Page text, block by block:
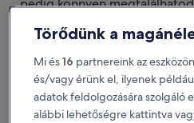
pedig könnyen
tetszene a szállásod. Azt
Letölthető iOS-
Törődünk a
Mi és16 partnereink az
és/vagy érünk el, ilyenek
adatok feldolgozására szolgáló
alábbi lehetőségre kattintva